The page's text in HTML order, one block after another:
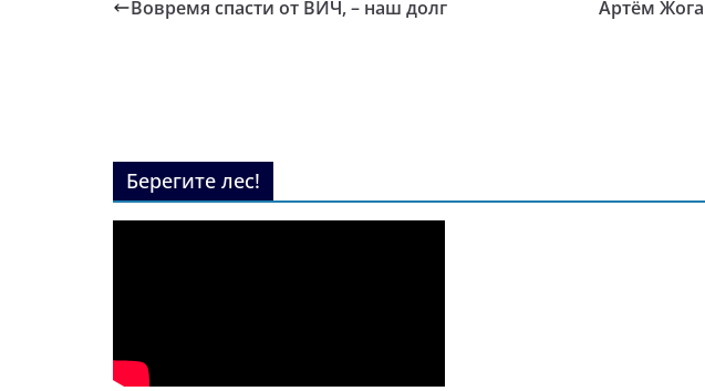
Вовремя спасти от ВИЧ, – наш долг
Артём
Берегите лес!